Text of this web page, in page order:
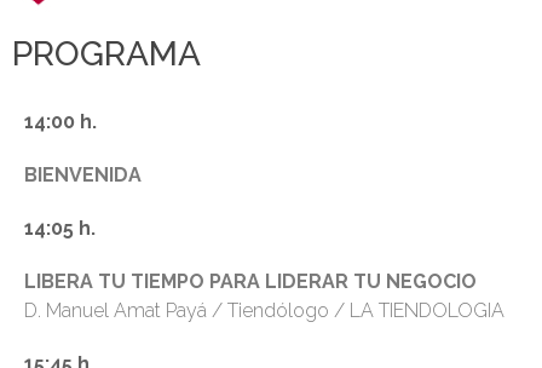
PROGRAMA
14:00 h.
BIENVENIDA
14:05 h.
LIBERA TU TIEMPO PARA LIDERAR TU NEGOCIO
D. Manuel Amat Payá / Tiendólogo / LA TIENDOLOGIA